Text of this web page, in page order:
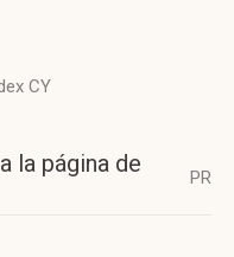
CY
la página de
PR